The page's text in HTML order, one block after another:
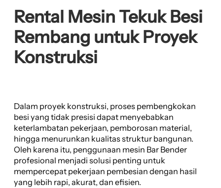
Rental Mesin Tekuk Besi
Rembang untuk Proyek
Konstruksi
Dalam proyek konstruksi, proses pembengkokan
besi yang tidak presisi dapat menyebabkan
keterlambatan pekerjaan, pemborosan material,
hingga menurunkan kualitas struktur bangunan.
Oleh karena itu, penggunaan mesin Bar Bender
profesional menjadi solusi penting untuk
mempercepat pekerjaan pembesian dengan hasil
yang lebih rapi, akurat, dan efisien.